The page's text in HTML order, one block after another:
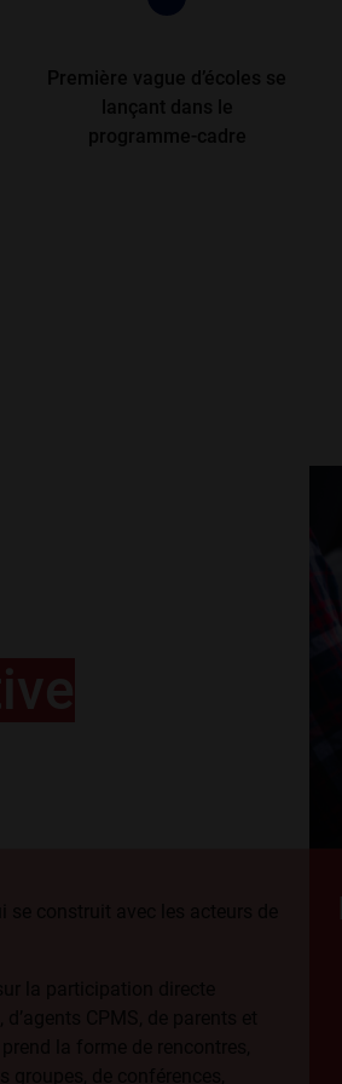
Première vague d’écoles se
lançant dans le
programme-cadre